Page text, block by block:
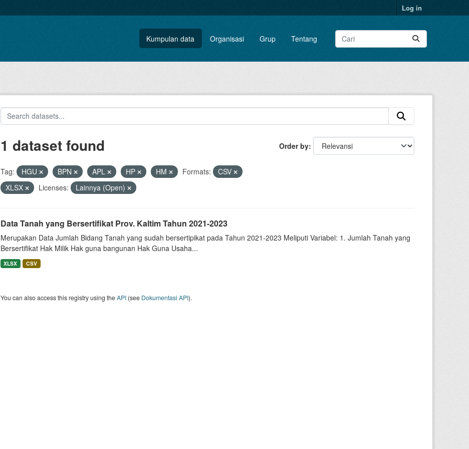
Log in
Kumpulan data Organisasi Grup Tentang
Order by
1 dataset found
Tag: HGU BPN APL HP HM Formats:
CSV
XLSX
Licenses: Lainnya (Open)
Data Tanah yang Bersertifikat Prov. Kaltim Tahun 2021-2023
Merupakan Data Jumlah Bidang Tanah yang sudah bersertipikat pada Tahun 2021-2023 Meliputi Variabel: 1. Jumlah Tanah yang
Bersertifikat Hak Milik Hak guna bangunan Hak Guna Usaha...
XLSX CSV
You can also access this registry using theAPI(see Dokumentasi API).